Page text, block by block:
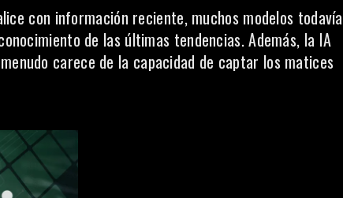
con información reciente, muchos modelos todavía
de las últimas tendencias. Además, la IA
carece de la capacidad de captar los matices